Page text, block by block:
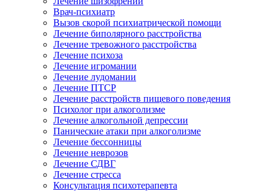
Врач-психиатр
Вызов скорой психиатрической помощи
Лечение биполярного расстройства
Лечение тревожного расстройства
Лечение психоза
Лечение игромании
Лечение лудомании
Лечение ПТСР
Лечение расстройств пищевого поведения
Психолог при алкоголизме
Лечение алкогольной депрессии
Панические атаки при алкоголизме
Лечение бессонницы
Лечение неврозов
Лечение СДВГ
Лечение стресса
Консультация психотерапевта